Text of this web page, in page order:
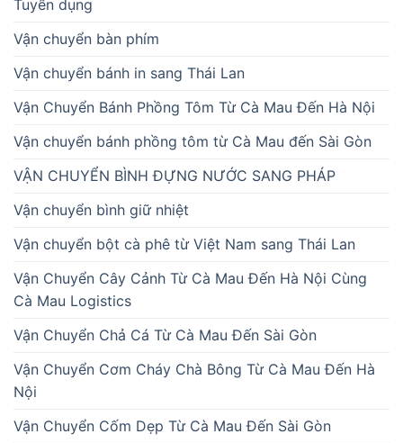
Tuyển dụng
Vận chuyển bàn phím
Vận chuyển bánh in sang Thái Lan
Vận Chuyển Bánh Phồng Tôm Từ Cà Mau Đến Hà Nội
Vận chuyển bánh phồng tôm từ Cà Mau đến Sài Gòn
VẬN CHUYỂN BÌNH ĐỰNG NƯỚC SANG PHÁP
Vận chuyển bình giữ nhiệt
Vận chuyển bột cà phê từ Việt Nam sang Thái Lan
Vận Chuyển Cây Cảnh Từ Cà Mau Đến Hà Nội Cùng
Cà Mau Logistics
Vận Chuyển Chả Cá Từ Cà Mau Đến Sài Gòn
Vận Chuyển Cơm Cháy Chà Bông Từ Cà Mau Đến Hà
Nội
Vận Chuyển Cốm Dẹp Từ Cà Mau Đến Sài Gòn